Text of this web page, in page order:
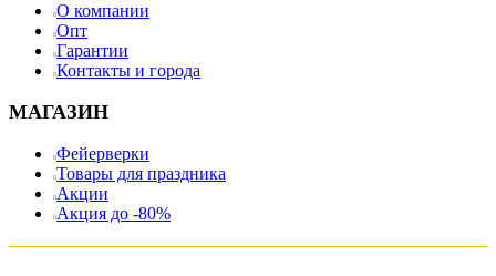
О компании
Опт
Гарантии
Контакты и города
МАГАЗИН
Фейерверки
Товары для праздника
Акции
Акция до -80%